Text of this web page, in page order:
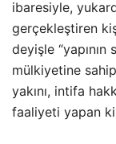
ibaresiyle,
gerçekleştiren
deyişle “yapının
mülkiyetine
yakını, intifa
faaliyeti yapan